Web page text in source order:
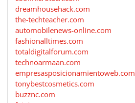
dreamhousehack.com
the-techteacher.com
automobilenews-online.com
fashionalltimes.com
totaldigitalforum.com
technoarmaan.com
empresasposicionamientoweb.com
tonybestcosmetics.com
buzznc.com